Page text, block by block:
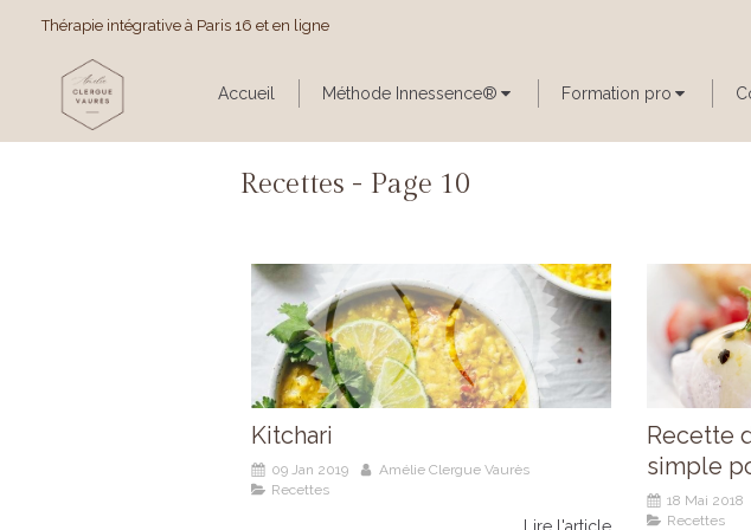
Thérapie intégrative à Paris 16 et en ligne
Accueil Méthode Innessence® Formation pro
Recettes - Page 10
Kitchari
09 Jan 2019
Amélie Clergue Vaurès
Recettes
Lire l'article
Recette
simple
18 Mai 2018
Recettes